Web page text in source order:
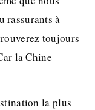
rassurants à
toujours
la Chine
la plus